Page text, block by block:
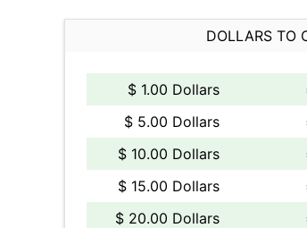
DOLLARS TO
$ 1.00 Dollars
$ 5.00 Dollars
$ 10.00 Dollars
$ 15.00 Dollars
$ 20.00 Dollars